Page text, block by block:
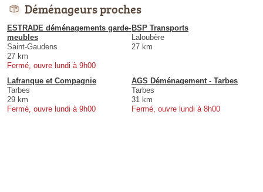
Déménageurs proches
ESTRADE déménagements garde-
meubles
Saint-Gaudens
27 km
Fermé, ouvre lundi à 9h00
BSP Transports
Laloubère
27 km
Lafranque et Compagnie
Tarbes
29 km
Fermé, ouvre lundi à 9h00
AGS Déménagement - Tarbes
Tarbes
31 km
Fermé, ouvre lundi à 8h00